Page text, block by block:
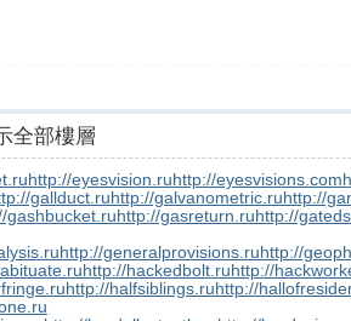
全部樓層
http://eyesvision.ruhttp://eyesvisions.com
gallduct.ruhttp://galvanometric.ruhttp://
gashbucket.ruhttp://gasreturn.ruhttp://
http://generalprovisions.ruhttp://
http://hackedbolt.ruhttp://
http://halfsiblings.ruhttp://